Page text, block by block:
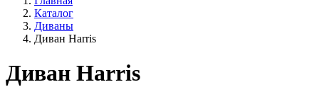
Каталог
Диваны
Диван Harris
Диван Harris